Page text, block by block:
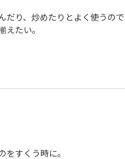
だり、炒めたりとよく使うので
えたい。
をすくう時に。